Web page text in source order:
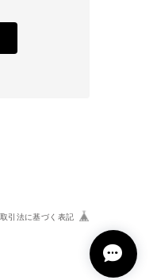
引法に基づく表記